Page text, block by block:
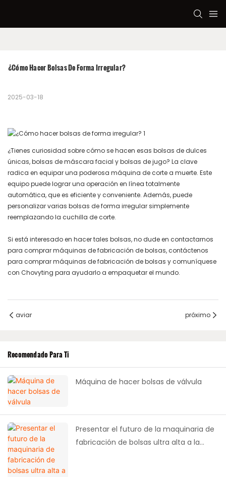
¿Cómo Hacer Bolsas De Forma Irregular?
2025-03-18
¿Tienes curiosidad sobre cómo se hacen esas bolsas de dulces
únicas, bolsas de máscara facial y bolsas de jugo? La clave
radica en equipar una poderosa máquina de corte a muerte. Este
equipo puede lograr una operación en línea totalmente
automática, que es eficiente y conveniente. Además, puede
personalizar varias bolsas de forma irregular simplemente
reemplazando la cuchilla de corte.
Si está interesado en hacer tales bolsas, no dude en contactarnos
para comprar máquinas de fabricación de bolsas, contáctenos
para comprar máquinas de fabricación de bolsas y comuníquese
con Chovyting para ayudarlo a empaquetar el mundo.
aviar próximo
Recomendado Para Ti
Máquina de hacer bolsas de válvula
Presentar el futuro de la maquinaria de
fabricación de bolsas ultra alta a la